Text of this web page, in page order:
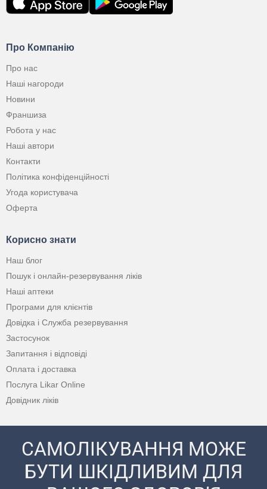
Про Компанію
Про нас
Наші нагороди
Новини
Франшиза
Робота у нас
Наші автори
Контакти
Політика конфіденційності
Угода користувача
Оферта
Корисно знати
Наш блог
Пошук і онлайн-резервування ліків
Наші аптеки
Програми для клієнтів
Довідка і Служба резервування
Застосунок
Запитання і відповіді
Оплата і доставка
Послуга Likar Online
Довідник ліків
САМОЛІКУВАННЯ МОЖЕ
БУТИ ШКІДЛИВИМ ДЛЯ